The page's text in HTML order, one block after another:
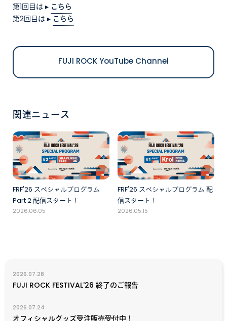
第1回目は ▸ こちら
第2回目は ▸ こちら
FUJI ROCK YouTube Channel
関連ニュース
FRF'26 スペシャルプログラム
Part 2 配信スタート！
2026.06.05
FRF'26 スペシャルプログラム 配
信スタート！
2026.05.15
2026.07.28
FUJI ROCK FESTIVAL'26 終了のご報告
2026.07.24